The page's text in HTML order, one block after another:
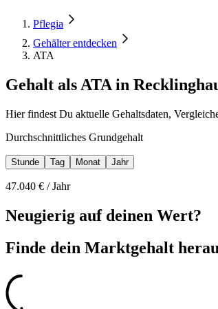
Pflegia
Gehälter entdecken
ATA
Gehalt als ATA in
Hier findest Du aktuelle Gehaltsdaten,
Durchschnittliches Grundgehalt
Stunde Tag Monat Jahr
47.040 € /Jahr
Neugierig auf deinen Wert?
Finde dein Marktgehalt